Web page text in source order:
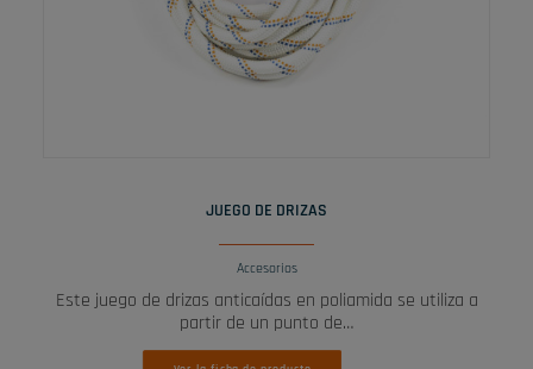
JUEGO DE DRIZAS
Accesorios
Este juego de drizas anticaídas en poliamida se utiliza a
partir de un punto de…